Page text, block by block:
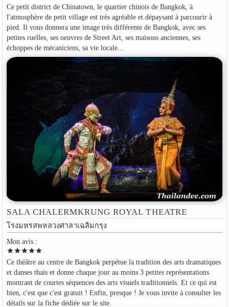
Ce petit district de Chinatown, le quartier chinois de Bangkok, à
l'atmosphère de petit village est très agréable et dépaysant à parcourir à
pied. Il vous donnera une image très différente de Bangkok, avec ses
petites ruelles, ses oeuvres de Street Art, ses maisons anciennes, ses
échoppes de mécaniciens, sa vie locale...
SALA CHALERMKRUNG ROYAL THEATRE
โรงมหรสพหลวงศาลาเฉลิมกรุง
Mon avis :
starstarstarstarstar
Ce théâtre au centre de Bangkok perpétue la tradition des arts dramatiques
et danses thaïs et donne chaque jour au moins 3 petites représentations
montrant de courtes séquences des arts visuels traditionnels. Et ce qui est
bien, c'est que c'est gratuit ! Enfin, presque ! Je vous invite à consulter les
détails sur la fiche dédiée sur le site.